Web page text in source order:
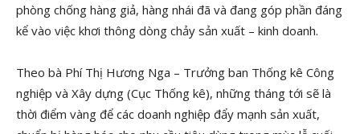
phòng chống hàng giả, hàng nhái đã và đang góp phần đáng
kể vào việc khơi thông dòng chảy sản xuất – kinh doanh.
Theo bà Phí Thị Hương Nga – Trưởng ban Thống kê Công
nghiệp và Xây dựng (Cục Thống kê), những tháng tới sẽ là
thời điểm vàng để các doanh nghiệp đẩy mạnh sản xuất,